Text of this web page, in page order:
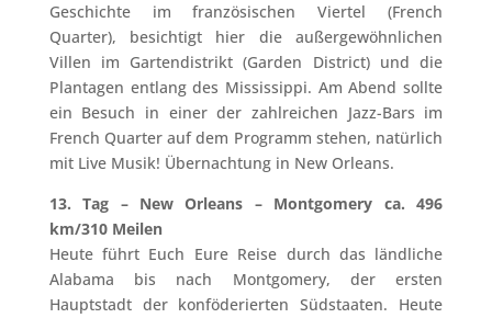
Geschichte im französischen Viertel (French
Quarter), besichtigt hier die außergewöhnlichen
Villen im Gartendistrikt (Garden District) und die
Plantagen entlang des Mississippi. Am Abend sollte
ein Besuch in einer der zahlreichen Jazz-Bars im
French Quarter auf dem Programm stehen, natürlich
mit Live Musik! Übernachtung in New Orleans.
13. Tag – New Orleans – Montgomery ca. 496
km/310 Meilen
Heute führt Euch Eure Reise durch das ländliche
Alabama bis nach Montgomery, der ersten
Hauptstadt der konföderierten Südstaaten. Heute